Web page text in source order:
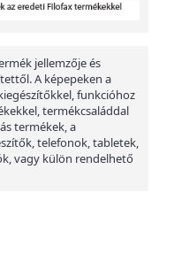
jellemzője és
A képepeken a
funkcióhoz
termékcsaláddal
termékek, a
telefonok, tabletek,
vagy külön rendelhető